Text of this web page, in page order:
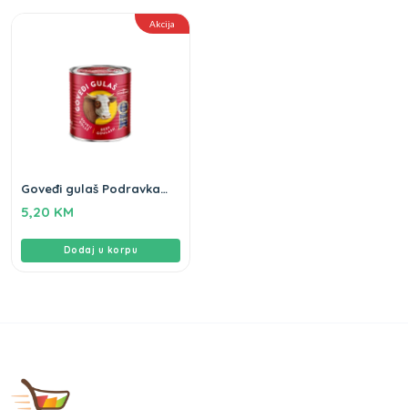
Akcija
Goveđi gulaš Podravka
5,20 KM
Dodaj u korpu